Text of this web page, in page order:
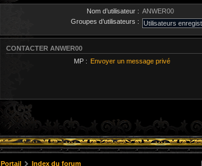
Nom d’utilisateur : ANWER00
Groupes d’utilisateurs :
CONTACTER ANWER00
MP : Envoyer un message privé
Portail Index du forum